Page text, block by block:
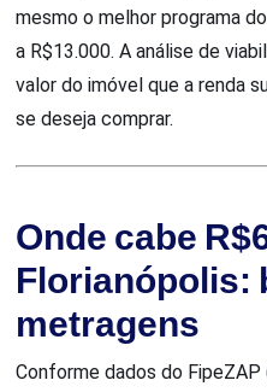
mesmo o melhor programa
a R$13.000. A análise de
valor do imóvel que a renda
se deseja comprar.
Onde cabe
Florianópolis:
metragens
Conforme dados do